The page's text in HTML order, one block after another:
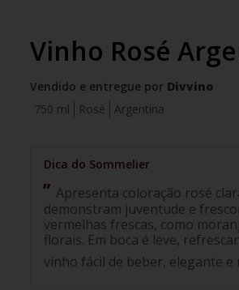
Vinho Rosé
Vendido e entregue por Divvino
Rosé
Argentina
750 ml
Apresenta coloração rosé
demonstram juventude e
vermelhas frescas, como
florais. Em boca é leve,
vinho fácil de beber, elegante